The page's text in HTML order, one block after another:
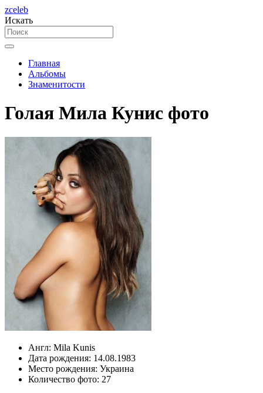
zceleb
Искать
Главная
Альбомы
Знаменитости
Голая Мила Кунис фото
Англ: Mila Kunis
Дата рождения: 14.08.1983
Место рождения: Украина
Количество фото: 27